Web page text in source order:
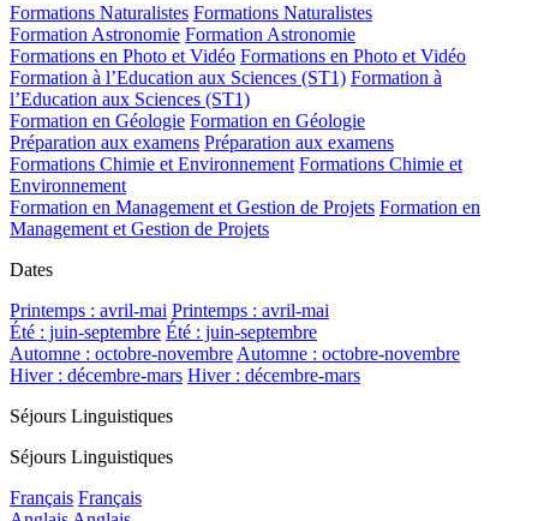
Formations Naturalistes Formations Naturalistes
Formation Astronomie Formation Astronomie
Formations en Photo et Vidéo Formations en Photo et Vidéo
Formation à l’Education aux Sciences (ST1) Formation à
l’Education aux Sciences (ST1)
Formation en Géologie Formation en Géologie
Préparation aux examens Préparation aux examens
Formations Chimie et Environnement Formations Chimie et
Environnement
Formation en Management et Gestion de Projets Formation en
Management et Gestion de Projets
Dates
Printemps : avril-mai Printemps : avril-mai
Été : juin-septembre Été : juin-septembre
Automne : octobre-novembre Automne : octobre-novembre
Hiver : décembre-mars Hiver : décembre-mars
Séjours Linguistiques
Séjours Linguistiques
Français Français